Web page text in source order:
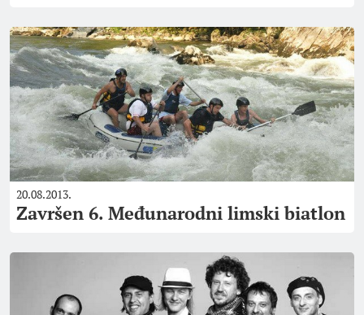
20.08.2013.
Završen 6. Međunarodni limski biatlon